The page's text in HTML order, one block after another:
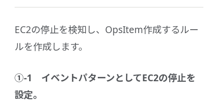
EC2の停止を検知し、OpsItem作成するルー
ルを作成します。
①-1 イベントパターンとしてEC2の停止を
設定。